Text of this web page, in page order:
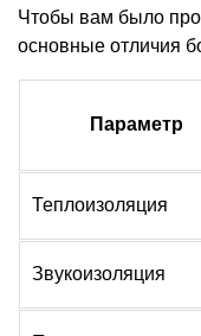
Чтобы вам было
основные отличия
Параметр
Теплоизоляция
Звукоизоляция